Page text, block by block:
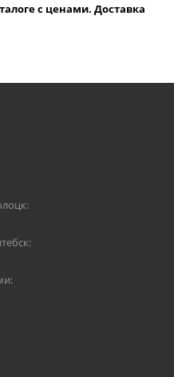
с ценами. Доставка